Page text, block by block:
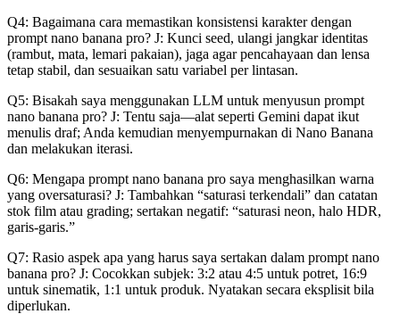
Q4: Bagaimana cara memastikan konsistensi karakter dengan
prompt nano banana pro? J: Kunci seed, ulangi jangkar identitas
(rambut, mata, lemari pakaian), jaga agar pencahayaan dan lensa
tetap stabil, dan sesuaikan satu variabel per lintasan.
Q5: Bisakah saya menggunakan LLM untuk menyusun prompt
nano banana pro? J: Tentu saja—alat seperti Gemini dapat ikut
menulis draf; Anda kemudian menyempurnakan di Nano Banana
dan melakukan iterasi.
Q6: Mengapa prompt nano banana pro saya menghasilkan warna
yang oversaturasi? J: Tambahkan “saturasi terkendali” dan catatan
stok film atau grading; sertakan negatif: “saturasi neon, halo HDR,
garis-garis.”
Q7: Rasio aspek apa yang harus saya sertakan dalam prompt nano
banana pro? J: Cocokkan subjek: 3:2 atau 4:5 untuk potret, 16:9
untuk sinematik, 1:1 untuk produk. Nyatakan secara eksplisit bila
diperlukan.